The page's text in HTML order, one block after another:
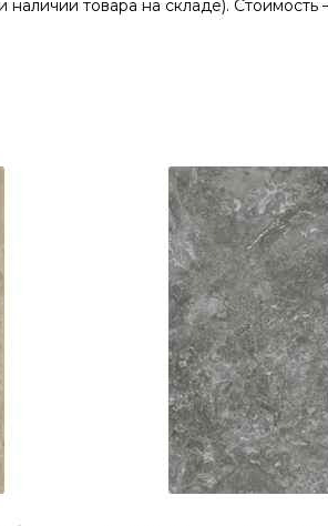
наличии товара на складе). Стоимость